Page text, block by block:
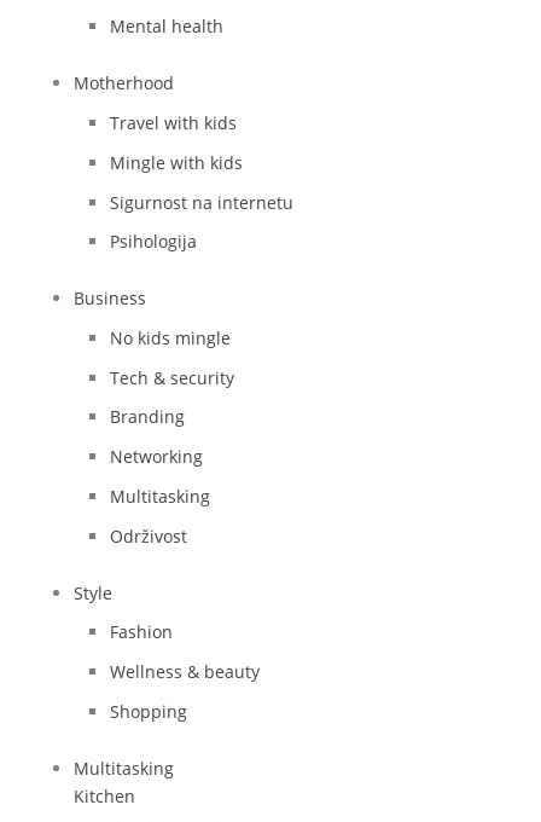
Mental health
Motherhood
Travel with kids
Mingle with kids
Sigurnost na internetu
Psihologija
Business
No kids mingle
Tech & security
Branding
Networking
Multitasking
Održivost
Style
Fashion
Wellness & beauty
Shopping
Multitasking
Kitchen